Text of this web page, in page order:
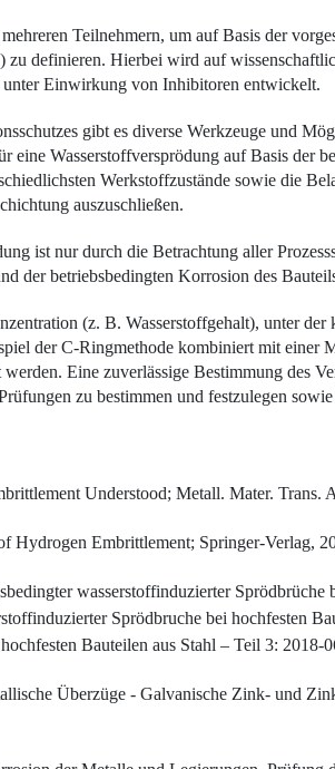
Teilnehmern, um auf Basis der
definieren. Hierbei wird auf
unter Einwirkung von Inhibi­toren entwickelt.
gibt es diverse Werkzeuge und
eine Wasserstoffversprödung auf Basis der
Werkstoffzustände sowie die
auszuschließen.
ist nur durch die Betrachtung aller
der betriebsbedingten Korrosion des
(z. B. Wasserstoffgehalt), unter
der C-Ringmethode kombiniert mit einer
Eine zuverlässige Bestimmung des
zu bestimmen und festzulegen
Understood; Metall. Mater. Trans.
Hydrogen Embrittlement; Springer-Verlag,
wasserstoffinduzierter
Sprödbruche bei hochfesten
Bauteilen aus Stahl – Teil 3:
Überzüge - Galvanische Zink- und